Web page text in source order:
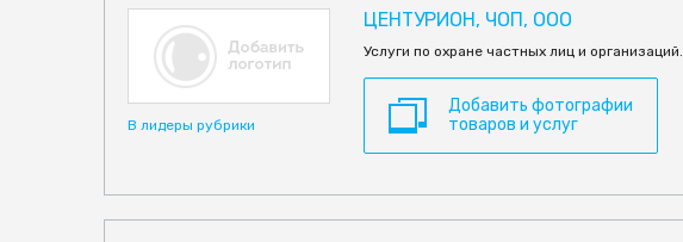
В лидеры рубрики
ЦЕНТУРИОН, ЧОП, ООО
Услуги по охране частных лиц и организаций.
Добавить фотографии
товаров и услуг